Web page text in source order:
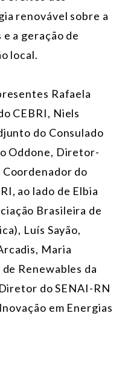
renovável sobre a
a geração de
local.
Rafaela
CEBRI, Niels
do Consulado
Oddone, Diretor-
do
ao lado de Elbia
Brasileira de
Luís Sayão,
Maria
Renewables da
do SENAI-RN
em Energias